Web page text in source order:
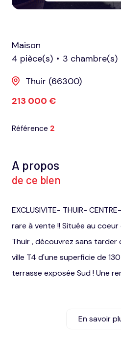
Maison
4 pièce(s)
3 chambre(s)
Thuir (66300)
213 000 €
Référence 2
A propos
de ce bien
EXCLUSIVITE- THUIR-
rare à vente !! Située au
Thuir , découvrez sans
ville T4 d'une superficie de
terrasse exposée Sud ! Une
maison et idéalement situé
En savoir